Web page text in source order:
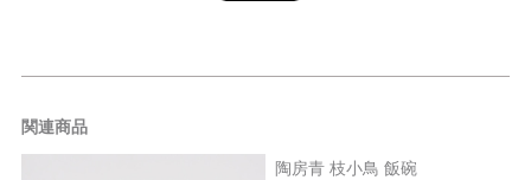
関連商品
陶房青 枝小鳥 飯碗